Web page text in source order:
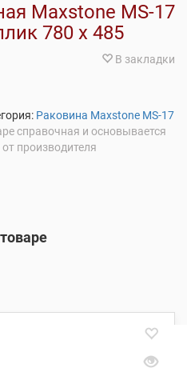
Maxstone МS-17
780 х 485
В закладки
Раковина Maxstone MS-17
справочная и основывается
производителя